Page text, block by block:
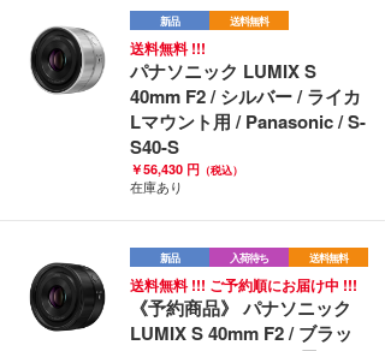
新品 送料無料
送料無料 !!!
パナソニック LUMIX S
40mm F2 / シルバー / ライカ
Lマウント用 / Panasonic / S-
S40-S
￥56,430 円 （税込）
在庫あり
新品 入荷待ち 送料無料
送料無料 !!! ご予約順にお届け中 !!!
《予約商品》 パナソニック
LUMIX S 40mm F2 / ブラッ